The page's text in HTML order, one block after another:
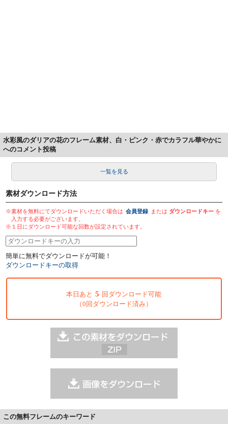
水彩風のダリアの花のフレーム素材、白・ピンク・赤でカラフル華やかに
へのコメント投稿
一覧を見る
素材ダウンロード方法
※素材を無料にてダウンロードいただく場合は 会員登録 または ダウンロードキー を
入力する必要がございます。
※１日にダウンロード可能な回数が設定されています。
簡単に無料でダウンロードが可能！
ダウンロードキーの取得
本日あと 5 回ダウンロード可能
（0回ダウンロード済み）
この無料フレームのキーワード